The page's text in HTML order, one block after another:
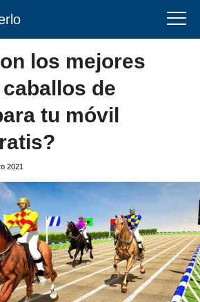
los mejores
de
tu móvil
2021